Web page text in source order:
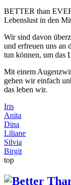
BETTER than
Lebenslust in den
Wir sind davon
und erfreuen uns an
tun können, um das
Mit einem
gehen wir einfach
das leben wir.
Iris
Anita
Dina
Liliane
Silvia
Birgit
top